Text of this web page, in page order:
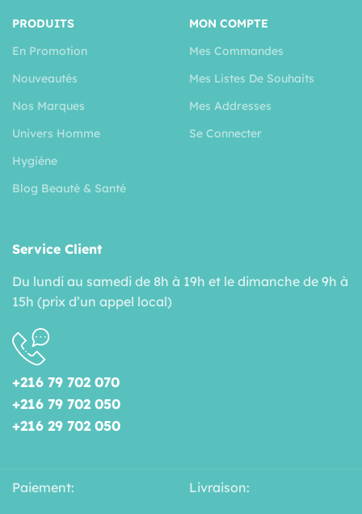
PRODUITS
En Promotion
Nouveautés
Nos Marques
Univers Homme
Hygiéne
Blog Beauté & Santé
MON COMPTE
Mes Commandes
Mes Listes De Souhaits
Mes Addresses
Se Connecter
Service Client
Du lundi au samedi de 8h à 19h et le dimanche de 9h à
15h (prix d’un appel local)
+216 79 702 070
+216 79 702 050
+216 29 702 050
Paiement: Livraison: